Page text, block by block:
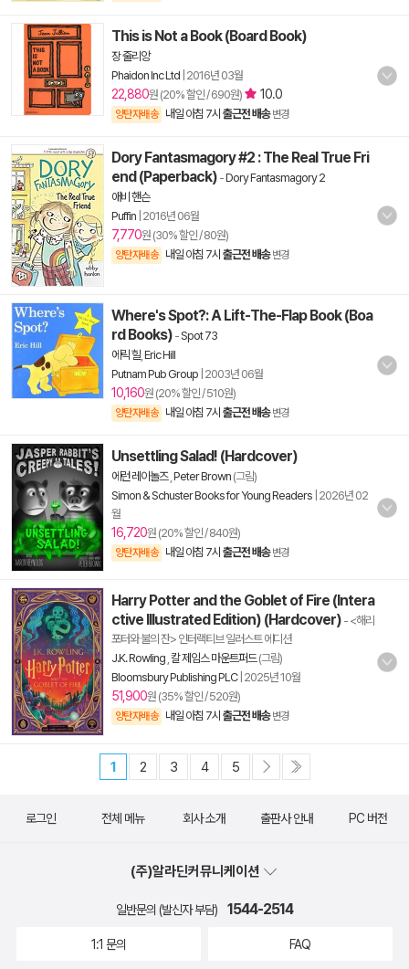
This is Not a Book (Board Book)
장 줄리앙
Phaidon Inc Ltd 2016년 03월
22,880원 (20% 할인 / 690원) 10.0
양탄자배송 내일 아침 7시 출근전 배송 변경
Dory Fantasmagory #2 : The Real True Fri
end (Paperback) -Dory Fantasmagory 2
애비 핸슨
Puffin 2016년 06월
7,770원 (30% 할인 / 80원)
양탄자배송 내일 아침 7시 출근전 배송 변경
Where's Spot?: A Lift-The-Flap Book (Boa
rd Books) -Spot 73
에릭 힐 Eric Hill
Putnam Pub Group 2003년 06월
10,160원 (20% 할인 / 510원)
양탄자배송 내일 아침 7시 출근전 배송 변경
Unsettling Salad! (Hardcover)
에런 레이놀즈, Peter Brown (그림)
Simon & Schuster Books for Young Readers 2026년 02
월
16,720원 (20% 할인 / 840원)
양탄자배송 내일 아침 7시 출근전 배송 변경
Harry Potter and the Goblet of Fire (Intera
ctive Illustrated Edition) (Hardcover) - <해리
포터와 불의 잔> 인터랙티브 일러스트 에디션
J.K. Rowling 칼 제임스 마운트퍼드(그림)
Bloomsbury Publishing PLC| 2025년 10월
51,900원 (35% 할인 / 520원)
양탄자배송 내일 아침 7시 출근전 배송 변경
1 2 3 4 5
로그인 전체 메뉴 회사 소개 출판사 안내 PC 버전
(주)알라딘커뮤니케이션
일반문의 (발신자 부담) 1544-2514
1:1 문의 FAQ